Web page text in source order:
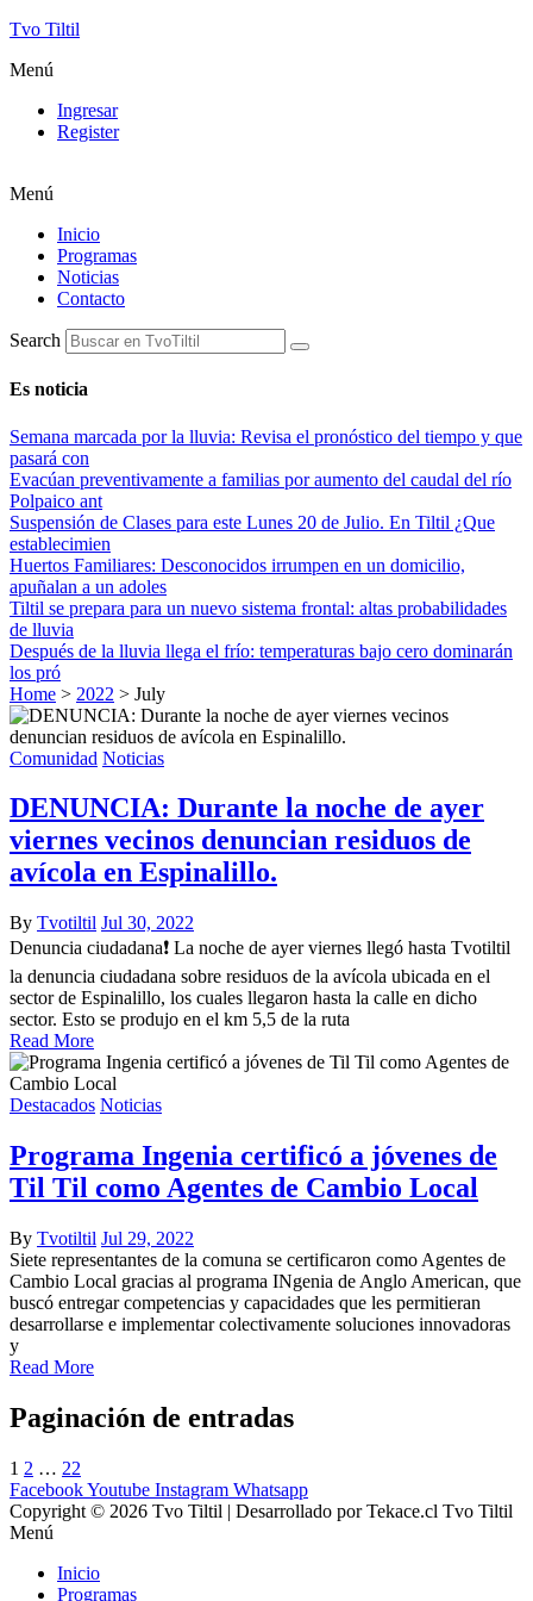
Tvo Tiltil
Menú
Ingresar
Register
Menú
Inicio
Programas
Noticias
Contacto
Search
Es noticia
Semana marcada por la lluvia: Revisa el pronóstico del tiempo y que
pasará con
Evacúan preventivamente a familias por aumento del caudal del río
Polpaico ant
Suspensión de Clases para este Lunes 20 de Julio. En Tiltil ¿Que
establecimien
Huertos Familiares: Desconocidos irrumpen en un domicilio,
apuñalan a un adoles
Tiltil se prepara para un nuevo sistema frontal: altas probabilidades
de lluvia
Después de la lluvia llega el frío: temperaturas bajo cero dominarán
los pró
Home > 2022 > July
Comunidad Noticias
DENUNCIA: Durante la noche de ayer
viernes vecinos denuncian residuos de
avícola en Espinalillo.
By Tvotiltil Jul 30, 2022
Denuncia ciudadana❗ La noche de ayer viernes llegó hasta Tvotiltil
la denuncia ciudadana sobre residuos de la avícola ubicada en el
sector de Espinalillo, los cuales llegaron hasta la calle en dicho
sector. Esto se produjo en el km 5,5 de la ruta
Read More
Destacados Noticias
Programa Ingenia certificó a jóvenes de
Til Til como Agentes de Cambio Local
By Tvotiltil Jul 29, 2022
Siete representantes de la comuna se certificaron como Agentes de
Cambio Local gracias al programa INgenia de Anglo American, que
buscó entregar competencias y capacidades que les permitieran
desarrollarse e implementar colectivamente soluciones innovadoras
y
Read More
Paginación de entradas
1 2 … 22
FacebookYoutube Instagram Whatsapp
Copyright © 2026 Tvo Tiltil | Desarrollado por Tekace.cl Tvo Tiltil
Menú
Inicio
Programas